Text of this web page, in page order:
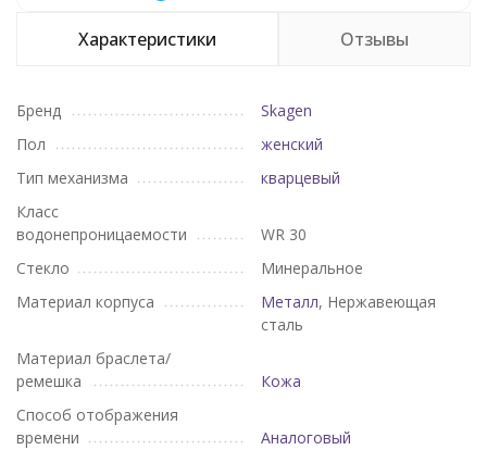
Характеристики Отзывы
Бренд
Skagen
Пол
женский
Тип механизма
кварцевый
Класс
водонепроницаемости
WR 30
Стекло
Минеральное
Материал корпуса
Металл, Нержавеющая
сталь
Материал браслета/
ремешка
Кожа
Способ отображения
времени
Аналоговый